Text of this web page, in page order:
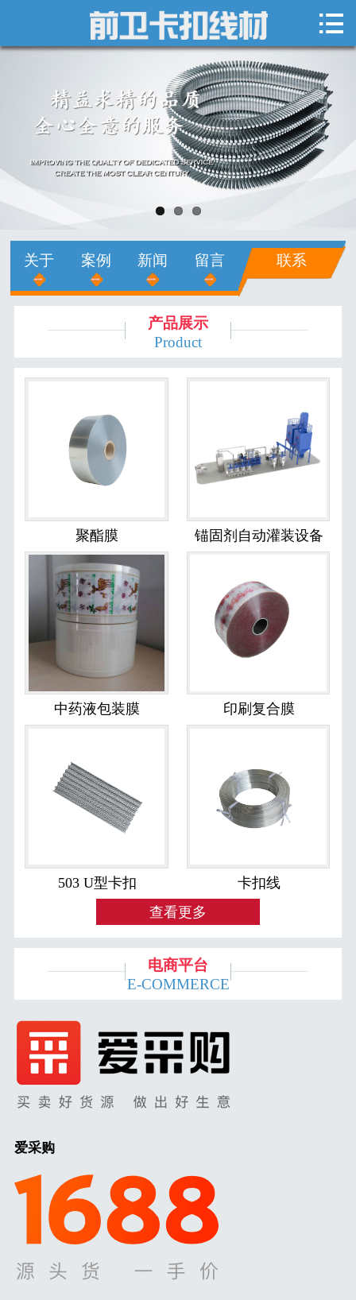
 网站首页
关于我们
新闻中心
产品展示
销售网络
在线留言
联系我们

关于 案例 新闻 留言 联系
产品展示
Product
聚酯膜 锚固剂自动灌装设备
中药液包装膜 印刷复合膜
503 U型卡扣
卡扣线
查看更多
电商平台
E-COMMERCE
爱采购